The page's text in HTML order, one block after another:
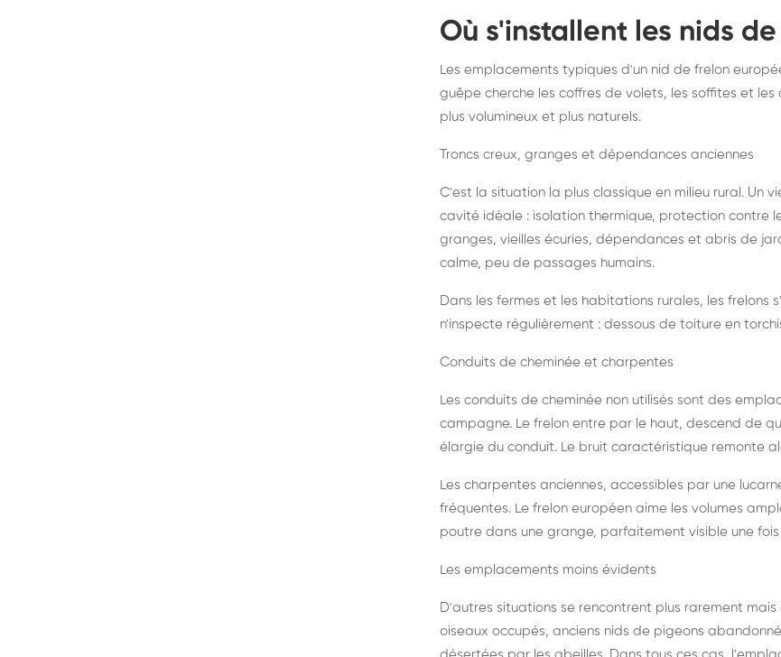
Où s'installent les nids
Les emplacements typiques d'un nid de frelon
guêpe cherche les coffres de volets, les soffites et
plus volumineux et plus naturels.
Troncs creux, granges et dépendances anciennes
C'est la situation la plus classique en milieu rural. Un
cavité idéale : isolation thermique, protection contre
granges, vieilles écuries, dépendances et abris de
calme, peu de passages humains.
Dans les fermes et les habitations rurales, les
n'inspecte régulièrement : dessous de toiture en
Conduits de cheminée et charpentes
Les conduits de cheminée non utilisés sont des
campagne. Le frelon entre par le haut, descend de
élargie du conduit. Le bruit caractéristique remonte
Les charpentes anciennes, accessibles par une
fréquentes. Le frelon européen aime les volumes
poutre dans une grange, parfaitement visible une fois
Les emplacements moins évidents
D'autres situations se rencontrent plus rarement
oiseaux occupés, anciens nids de pigeons